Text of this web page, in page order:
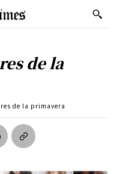
de la
de la primavera